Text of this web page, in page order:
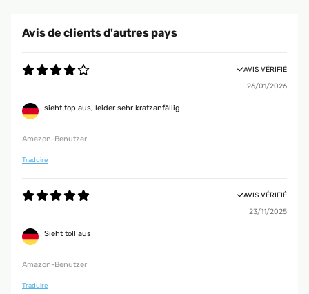
Avis de clients d'autres pays
AVIS VÉRIFIÉ
26/01/2026
sieht top aus, leider sehr kratzanfällig
Amazon-Benutzer
Traduire
AVIS VÉRIFIÉ
23/11/2025
Sieht toll aus
Amazon-Benutzer
Traduire